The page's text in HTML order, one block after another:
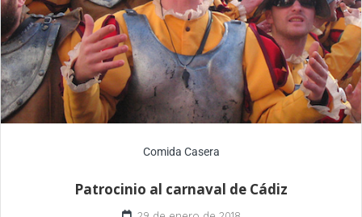
Comida Casera
Patrocinio al carnaval de Cádiz